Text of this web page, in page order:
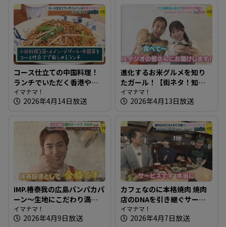
コース仕立ての中国料理！
ランチでいただく香港やき
そば～犀の角【たまにはそ
とランチ】
イマナマ！
2026年4月14日放送
進化するお米グルメを知り
たガール！【街ネタ！知り
たガール】
イマナマ！
2026年4月13日放送
IMP.椿泰我の広島パンパカパ
ーン～生地にこだわり満
点！レストランでも使用の
パン
イマナマ！
2026年4月9日放送
カフェなのに本格焼肉 焼肉
店のDNAを引き継ぐサービ
スランチ～カフェ＆バー
Daishin【たまにはそとラン
イマナマ！
2026年4月7日放送